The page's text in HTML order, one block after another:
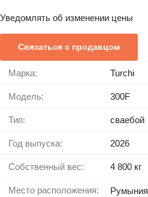
Уведомлять об изменении цены
Связаться с продавцом
Марка: Turchi
Модель: 300F
Тип: сваебой
Год выпуска: 2026
Собственный вес: 4 800 кг
Место расположения:
Румыния